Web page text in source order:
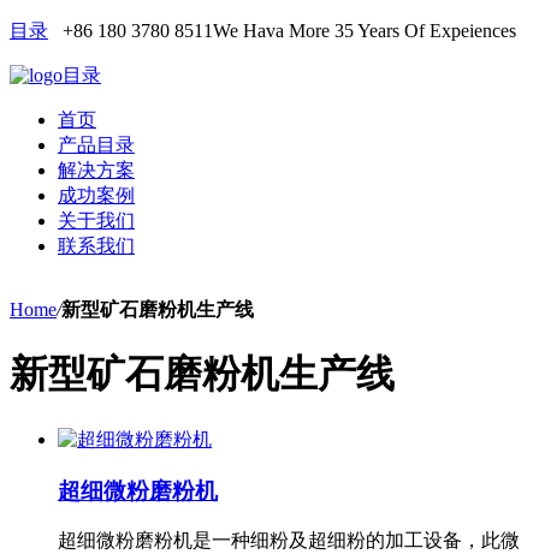
目录 +86 180 3780 8511We Hava More 35 Years Of Expeiences
目录
首页
产品目录
解决方案
成功案例
关于我们
联系我们
Home/新型矿石磨粉机生产线
新型矿石磨粉机生产线
超细微粉磨粉机
超细微粉磨粉机是一种细粉及超细粉的加工设备，此微